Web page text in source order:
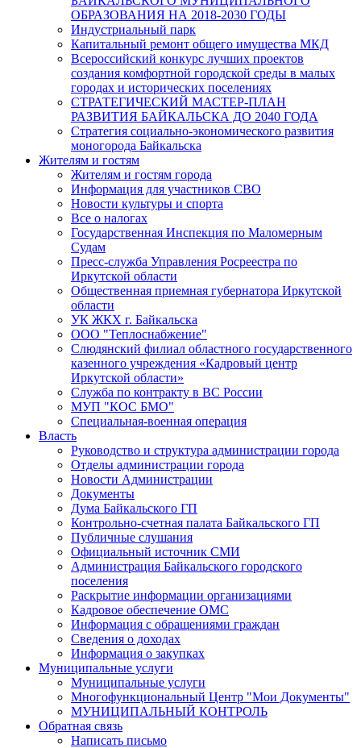
ОБРАЗОВАНИЯ НА 2018-2030 ГОДЫ
Индустриальный парк
Капитальный ремонт общего имущества МКД
Всероссийский конкурс лучших проектов
создания комфортной городской среды в малых
городах и исторических поселениях
СТРАТЕГИЧЕСКИЙ МАСТЕР-ПЛАН
РАЗВИТИЯ БАЙКАЛЬСКА ДО 2040 ГОДА
Стратегия социально-экономического развития
моногорода Байкальска
Жителям и гостям
Жителям и гостям города
Информация для участников СВО
Новости культуры и спорта
Все о налогах
Государственная Инспекция по Маломерным
Судам
Пресс-служба Управления Росреестра по
Иркутской области
Общественная приемная губернатора Иркутской
области
УК ЖКХ г. Байкальска
ООО "Теплоснабжение"
Слюдянский филиал областного государственного
казенного учреждения «Кадровый центр
Иркутской области»
Служба по контракту в ВС России
МУП "КОС БМО"
Специальная-военная операция
Власть
Руководство и структура администрации города
Отделы администрации города
Новости Администрации
Документы
Дума Байкальского ГП
Контрольно-счетная палата Байкальского ГП
Публичные слушания
Официальный источник СМИ
Администрация Байкальского городского
поселения
Раскрытие информации организациями
Кадровое обеспечение ОМС
Информация с обращениями граждан
Сведения о доходах
Информация о закупках
Муниципальные услуги
Муниципальные услуги
Многофункциональный Центр "Мои Документы"
МУНИЦИПАЛЬНЫЙ КОНТРОЛЬ
Обратная связь
Написать письмо